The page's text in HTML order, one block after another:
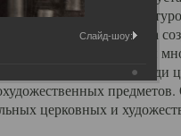
с живописью,
Троицкого храма
собора, на протяжении
библиотеке, среди
церковных и
Слайд-шоу: